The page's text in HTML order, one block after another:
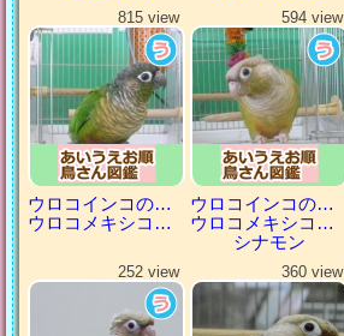
815 view
ウロコインコの仲間
ウロコメキシコインコ
594 view
ウロコインコの仲間
ウロコメキシコインコ
シナモン
252 view 360 view